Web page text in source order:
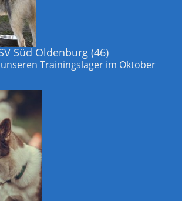
Süd Oldenburg (46)
Trainingslager im Oktober